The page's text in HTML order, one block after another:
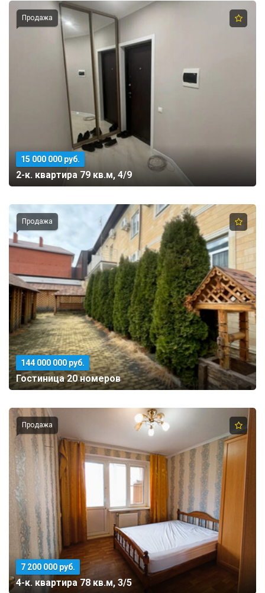
Продажа
15 000 000 руб.
2-к. квартира 79 кв.м, 4/9
Продажа
144 000 000 руб.
Гостиница 20 номеров
Продажа
7 200 000 руб.
4-к. квартира 78 кв.м, 3/5